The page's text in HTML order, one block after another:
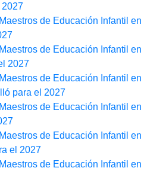
2027
de Educación Infantil en
de Educación Infantil en
2027
de Educación Infantil en
para el 2027
de Educación Infantil en
de Educación Infantil en
el 2027
de Educación Infantil en